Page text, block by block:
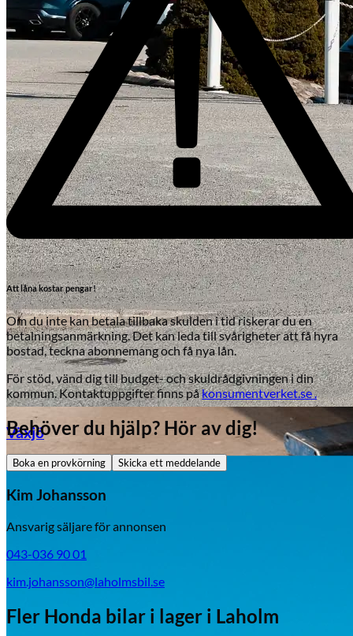
Mazda
Växjö
Att låna kostar pengar!
Om du inte kan betala tillbaka skulden i tid riskerar du en
betalningsanmärkning. Det kan leda till svårigheter att få hyra
bostad, teckna abonnemang och få nya lån.
För stöd, vänd dig till budget- och skuldrådgivningen i din
kommun. Kontaktuppgifter finns påkonsumentverket.se .
Behöver du hjälp? Hör av dig!
Boka en provkörning Skicka ett meddelande
Kim Johansson
Ansvarig säljare för annonsen
043-036 90 01
kim.johansson@laholmsbil.se
Fler Honda bilar i lager i Laholm